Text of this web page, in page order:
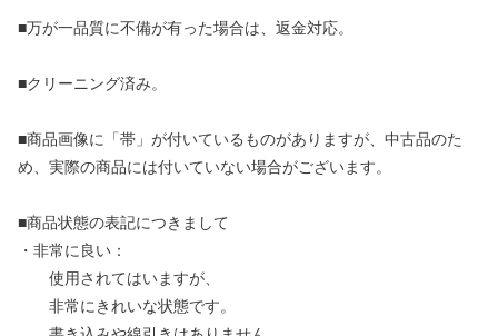
■万が一品質に不備が有った場合は、返金対応。
■クリーニング済み。
■商品画像に「帯」が付いているものがありますが、中古品のた
め、実際の商品には付いていない場合がございます。
■商品状態の表記につきまして
・非常に良い：
使用されてはいますが、
非常にきれいな状態です。